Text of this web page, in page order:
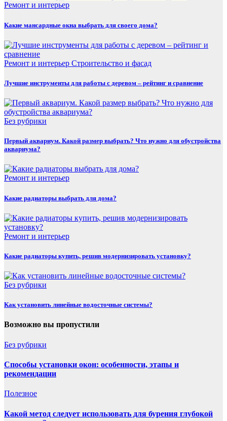
Ремонт и интерьер
Какие мансардные окна выбрать для своего дома?
Ремонт и интерьер Строительство и фасад
Лучшие инструменты для работы с деревом – рейтинг и сравнение
Без рубрики
Первый аквариум. Какой размер выбрать? Что нужно для обустройства
аквариума?
Ремонт и интерьер
Какие радиаторы выбрать для дома?
Ремонт и интерьер
Какие радиаторы купить, решив модернизировать установку?
Без рубрики
Как установить линейные водосточные системы?
Возможно вы пропустили
Без рубрики
Способы установки окон: особенности, этапы и
рекомендации
Полезнoe
Какой метод следует использовать для бурения глубокой